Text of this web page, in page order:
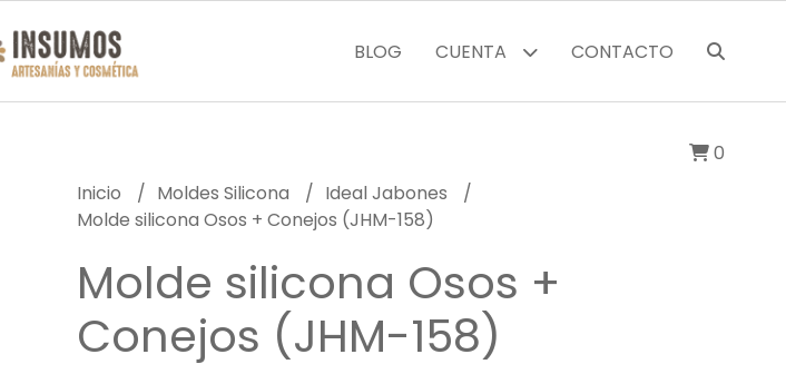
BLOG CUENTA CONTACTO
0
Inicio Moldes Silicona
Ideal Jabones
Molde silicona Osos + Conejos (JHM-158)
Molde silicona Osos +
Conejos (JHM-158)